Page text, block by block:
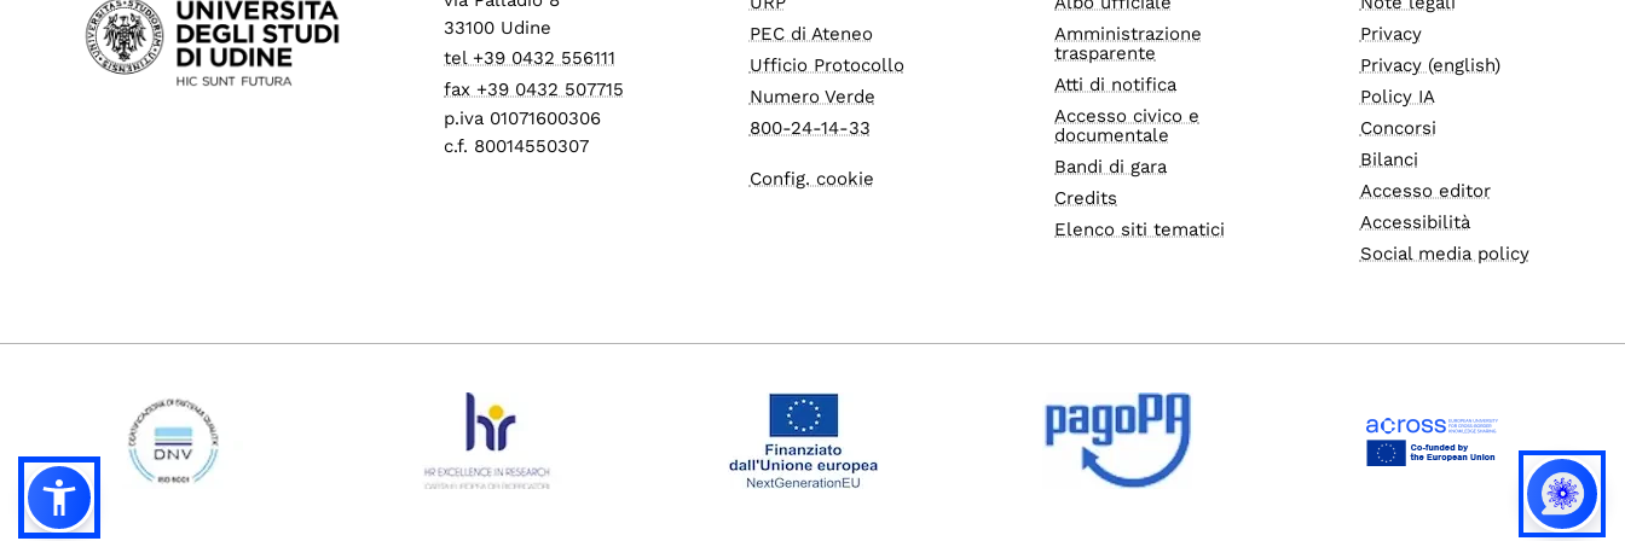
33100 Udine
tel +39 0432 556111
fax +39 0432 507715
p.iva 01071600306
c.f. 80014550307
PEC di Ateneo
Ufficio Protocollo
Numero Verde
800-24-14-33
Config. cookie
Amministrazione
trasparente
Atti di notifica
Accesso civico e
documentale
Bandi di gara
Credits
Elenco siti tematici
Privacy
Privacy (english)
Policy IA
Concorsi
Bilanci
Accesso editor
Accessibilità
Social media policy